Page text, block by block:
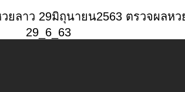
ยลาว 29มิถุนายน2563 ตรวจผลห
29_6_63